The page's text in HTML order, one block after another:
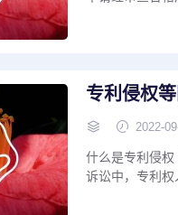
专利侵权
2022-
什么是专利侵
诉讼中，专利权